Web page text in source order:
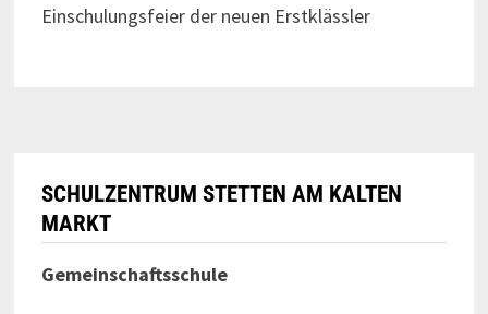
Einschulungsfeier der neuen Erstklässler
SCHULZENTRUM STETTEN AM KALTEN
MARKT
Gemeinschaftsschule